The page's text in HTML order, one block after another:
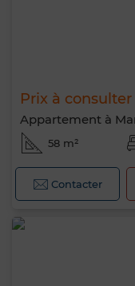
Prix à consulter
Appartement à
58 m²
Contacter